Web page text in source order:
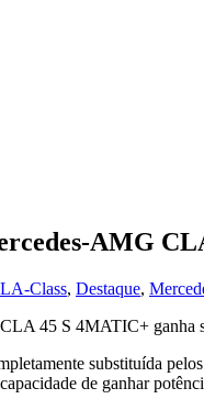
AMG
Class, Destaque,
substituída
de ganhar